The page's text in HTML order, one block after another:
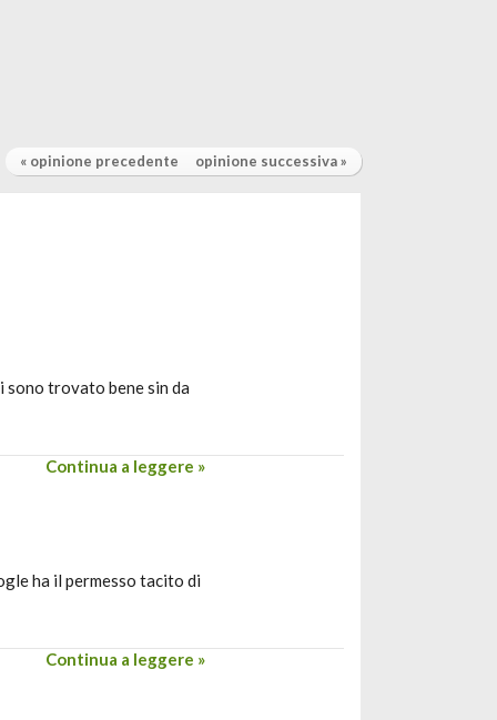
« opinione precedente opinione successiva »
sono trovato bene sin da
Continua a leggere »
ha il permesso tacito di
Continua a leggere »